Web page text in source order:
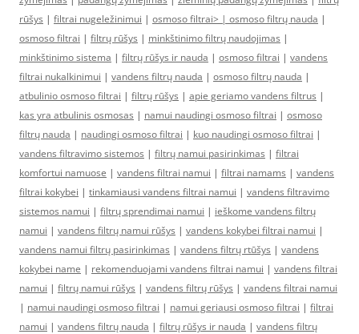
rūšys | filtrai nugeležinimui | osmoso filtrai> | osmoso filtrų nauda |
osmoso filtrai | filtrų rūšys | minkštinimo filtrų naudojimas |
minkštinimo sistema | filtrų rūšys ir nauda | osmoso filtrai | vandens
filtrai nukalkinimui | vandens filtrų nauda | osmoso filtrų nauda |
atbulinio osmoso filtrai | filtrų rūšys | apie geriamo vandens filtrus |
kas yra atbulinis osmosas | namui naudingi osmoso filtrai | osmoso
filtrų nauda | naudingi osmoso filtrai | kuo naudingi osmoso filtrai |
vandens filtravimo sistemos | filtrų namui pasirinkimas | filtrai
komfortui namuose | vandens filtrai namui | filtrai namams | vandens
filtrai kokybei | tinkamiausi vandens filtrai namui | vandens filtravimo
sistemos namui | filtrų sprendimai namui | ieškome vandens filtrų
namui | vandens filtrų namui rūšys | vandens kokybei filtrai namui |
vandens namui filtrų pasirinkimas | vandens filtrų rtūšys | vandens
kokybei name | rekomenduojami vandens filtrai namui | vandens filtrai
namui | filtrų namui rūšys | vandens filtrų rūšys | vandens filtrai namui
| namui naudingi osmoso filtrai | namui geriausi osmoso filtrai | filtrai
namui | vandens filtrų nauda | filtrų rūšys ir nauda | vandens filtrų